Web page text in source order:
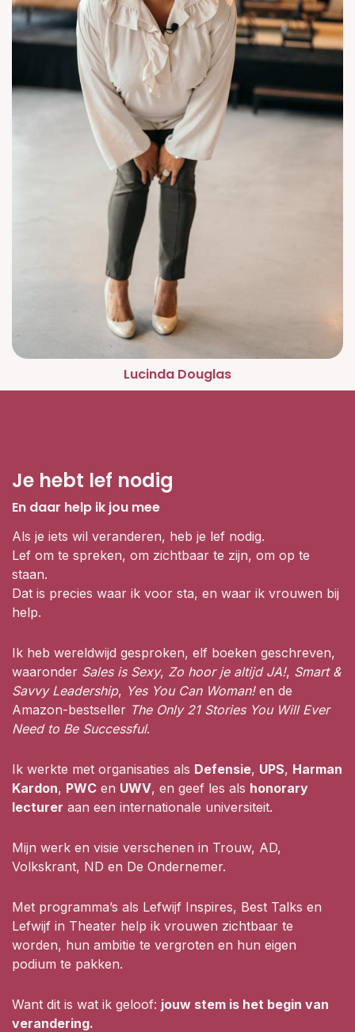
Lucinda Douglas
Je hebt lef nodig
En daar help ik jou mee
Als je iets wil veranderen, heb je lef nodig.
Lef om te spreken, om zichtbaar te zijn, om op te
staan.
Dat is precies waar ik voor sta, en waar ik vrouwen bij
help.
Ik heb wereldwijd gesproken, elf boeken geschreven,
waaronder Sales is Sexy, Zo hoor je altijd JA!, Smart &
Savvy Leadership, Yes You Can Woman!en de
Amazon-bestseller The Only 21 Stories You Will Ever
Need to Be Successful.
Ik werkte met organisaties als Defensie, UPS, Harman
Kardon, PWC en UWV, en geef les als honorary
lecturer aan een internationale universiteit.
Mijn werk en visie verschenen in Trouw, AD,
Volkskrant, ND en De Ondernemer.
Met programma’s als Lefwijf Inspires, Best Talks en
Lefwijf in Theater help ik vrouwen zichtbaar te
worden, hun ambitie te vergroten en hun eigen
podium te pakken.
Want dit is wat ik geloof: jouw stem is het begin van
verandering.